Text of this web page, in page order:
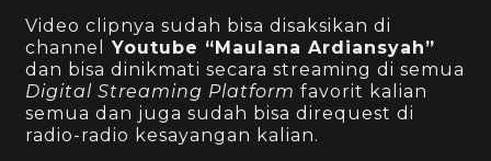
Video clipnya sudah bisa disaksikan di
channel
Youtube “Maulana Ardiansyah”
dan bisa dinikmati secara streaming di semua
Digital Streaming Platform favorit kalian
semua dan juga sudah bisa direquest di
radio-radio kesayangan kalian.